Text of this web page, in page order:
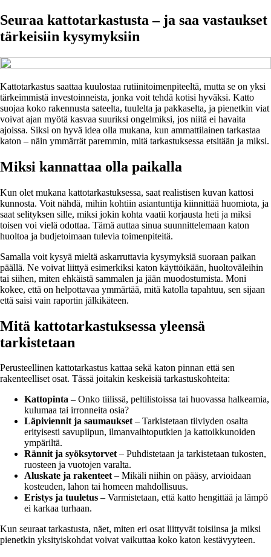
Seuraa kattotarkastusta – ja saa vastaukset
tärkeisiin kysymyksiin
Kattotarkastus saattaa kuulostaa rutiinitoimenpiteeltä, mutta se on yksi
tärkeimmistä investoinneista, jonka voit tehdä kotisi hyväksi. Katto
suojaa koko rakennusta sateelta, tuulelta ja pakkaselta, ja pienetkin viat
voivat ajan myötä kasvaa suuriksi ongelmiksi, jos niitä ei havaita
ajoissa. Siksi on hyvä idea olla mukana, kun ammattilainen tarkastaa
katon – näin ymmärrät paremmin, mitä tarkastuksessa etsitään ja miksi.
Miksi kannattaa olla paikalla
Kun olet mukana kattotarkastuksessa, saat realistisen kuvan kattosi
kunnosta. Voit nähdä, mihin kohtiin asiantuntija kiinnittää huomiota, ja
saat selityksen sille, miksi jokin kohta vaatii korjausta heti ja miksi
toisen voi vielä odottaa. Tämä auttaa sinua suunnittelemaan katon
huoltoa ja budjetoimaan tulevia toimenpiteitä.
Samalla voit kysyä mieltä askarruttavia kysymyksiä suoraan paikan
päällä. Ne voivat liittyä esimerkiksi katon käyttöikään, huoltoväleihin
tai siihen, miten ehkäistä sammalen ja jään muodostumista. Moni
kokee, että on helpottavaa ymmärtää, mitä katolla tapahtuu, sen sijaan
että saisi vain raportin jälkikäteen.
Mitä kattotarkastuksessa yleensä
tarkistetaan
Perusteellinen kattotarkastus kattaa sekä katon pinnan että sen
rakenteelliset osat. Tässä joitakin keskeisiä tarkastuskohteita:
Kattopinta – Onko tiilissä, peltilistoissa tai huovassa halkeamia,
kulumaa tai irronneita osia?
Läpiviennit ja saumaukset– Tarkistetaan tiiviyden osalta
erityisesti savupiipun, ilmanvaihtoputkien ja kattoikkunoiden
ympäriltä.
Rännit ja syöksytorvet– Puhdistetaan ja tarkistetaan tukosten,
ruosteen ja vuotojen varalta.
Aluskate ja rakenteet– Mikäli niihin on pääsy, arvioidaan
kosteuden, lahon tai homeen mahdollisuus.
Eristys ja tuuletus – Varmistetaan, että katto hengittää ja lämpö
ei karkaa turhaan.
Kun seuraat tarkastusta, näet, miten eri osat liittyvät toisiinsa ja miksi
pienetkin yksityiskohdat voivat vaikuttaa koko katon kestävyyteen.